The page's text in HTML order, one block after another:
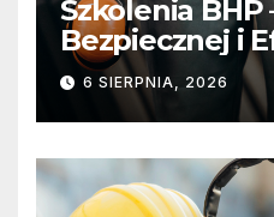
Szkolenia
Bezpiecznej i
Pracy
6 SIERPNIA, 2026